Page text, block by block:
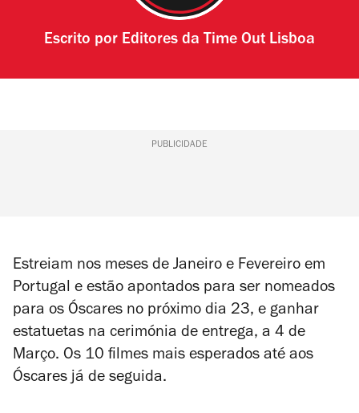
Escrito por Editores da Time Out Lisboa
PUBLICIDADE
Estreiam nos meses de Janeiro e Fevereiro em
Portugal e estão apontados para ser nomeados
para os Óscares no próximo dia 23, e ganhar
estatuetas na cerimónia de entrega, a 4 de
Março. Os 10 filmes mais esperados até aos
Óscares já de seguida.